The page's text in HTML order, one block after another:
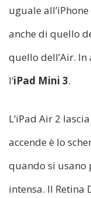
uguale all’iPhone
anche di quello
quello dell’Air.
l’iPad Mini 3.
L’iPad Air 2
accende è lo
quando si usano
intensa. Il Retina